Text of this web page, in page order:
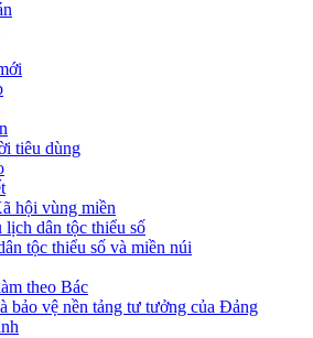
tiêu dùng
hội vùng miền
lịch dân tộc thiểu số
tộc thiểu số và miền núi
theo Bác
bảo vệ nền tảng tư tưởng của Đảng